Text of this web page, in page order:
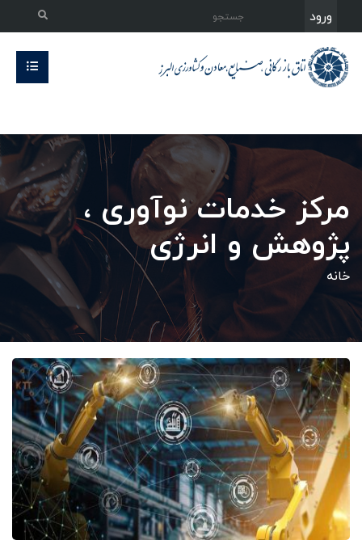
ورود
مرکز خدمات نو‌آوری ،
پژوهش و انرژی
خانه